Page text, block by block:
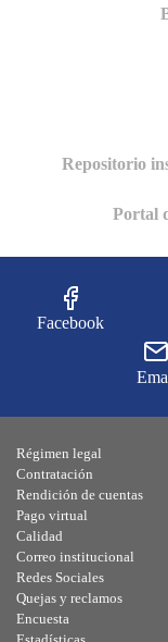
Repositorio
Portal
Facebook
Régimen legal
Contratación
Rendición de cuentas
Pago virtual
Calidad
Correo institucional
Redes Sociales
Quejas y reclamos
Encuesta